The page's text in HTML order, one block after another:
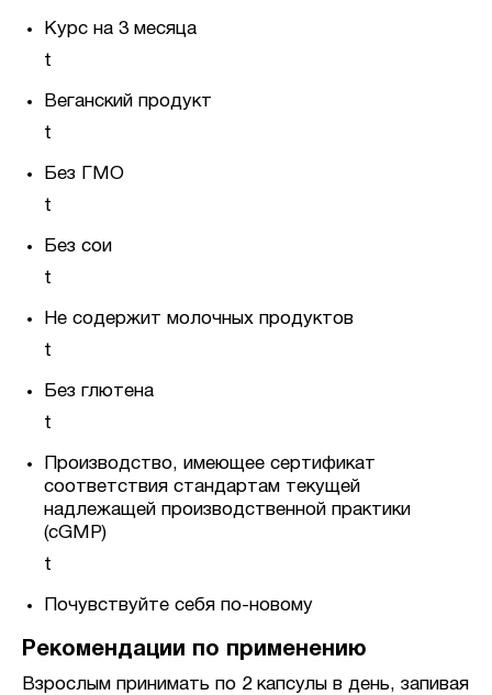
Курс на 3 месяца
t
Веганский продукт
t
Без ГМО
t
Без сои
t
Не содержит молочных продуктов
t
Без глютена
t
Производство, имеющее сертификат
соответствия стандартам текущей
надлежащей производственной практики
(cGMP)
t
Почувствуйте себя по-новому
Рекомендации по применению
Взрослым принимать по 2 капсулы в день, запивая